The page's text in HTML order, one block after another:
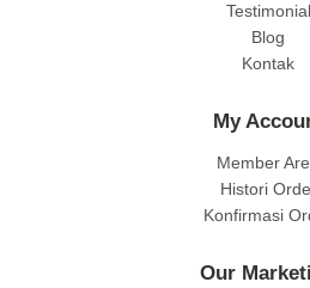
Testimonial
Blog
Kontak
My
Member
Histori
Konfirmasi
Our